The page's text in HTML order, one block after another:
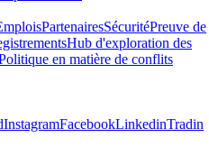
PartenairesSécuritéPreuve de
Hub d'exploration des
en matière de conflits
InstagramFacebookLinkedinTradin